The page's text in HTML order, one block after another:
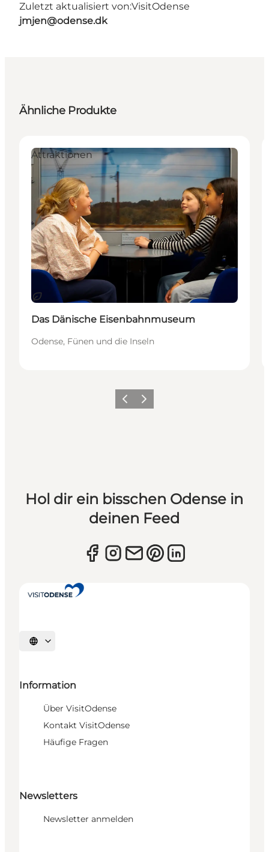
Zuletzt aktualisiert von:VisitOdense
jmjen@odense.dk
Ähnliche Produkte
Nachhaltig
Attraktionen
Das Dänische Eisenbahnmuseum
Odense, Fünen und die Inseln
ZurückWeiter
Hol dir ein bisschen Odense in
deinen Feed
Sprache auswählen
Information
Über VisitOdense
Kontakt VisitOdense
Häufige Fragen
Newsletters
Newsletter anmelden